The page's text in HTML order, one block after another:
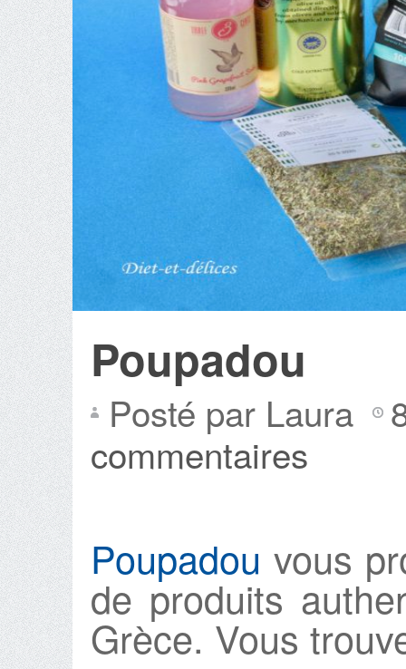
Poupadou
Posté par Laura
commentaires
Poupadou vous
de produits
Grèce. Vous